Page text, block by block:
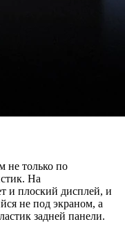
не только по
На
и плоский дисплей, и
не под экраном, а
задней панели.